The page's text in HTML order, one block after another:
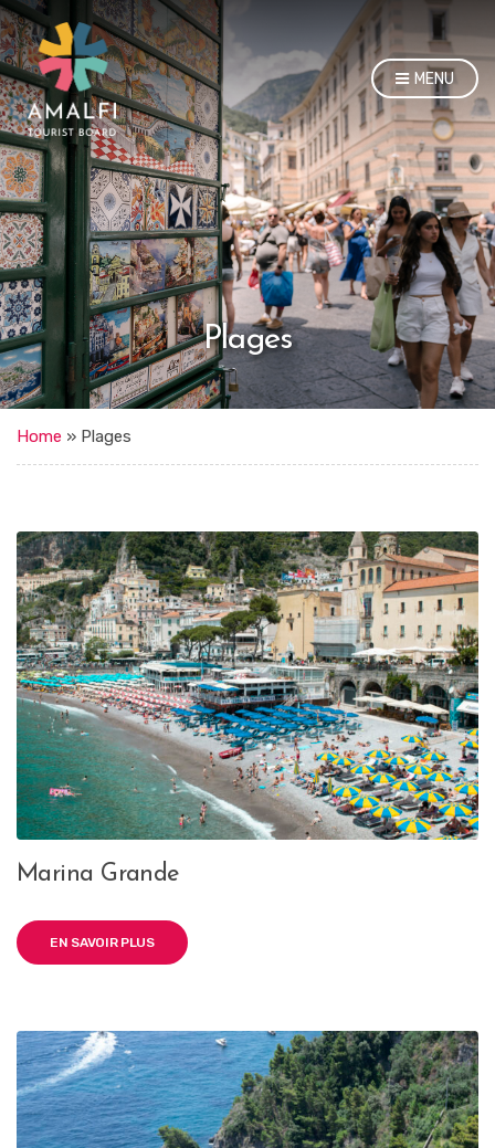
MENU
Plages
Home » Plages
Marina Grande
EN SAVOIR PLUS